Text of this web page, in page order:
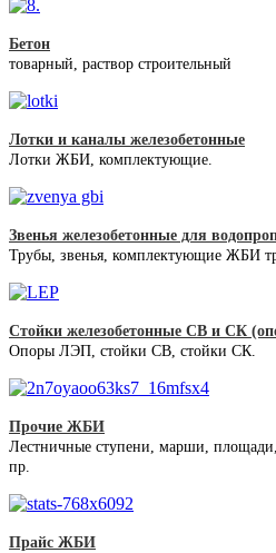
Бетон
товарный, раствор строительный
Лотки и каналы железобетонные
Лотки ЖБИ, комплектующие.
Звенья железобетонные для
Трубы, звенья, комплектующие ЖБИ
Стойки железобетонные СВ и СК
Опоры ЛЭП, стойки СВ, стойки СК.
Прочие ЖБИ
Лестничные ступени, марши, площади,
пр.
Прайс ЖБИ